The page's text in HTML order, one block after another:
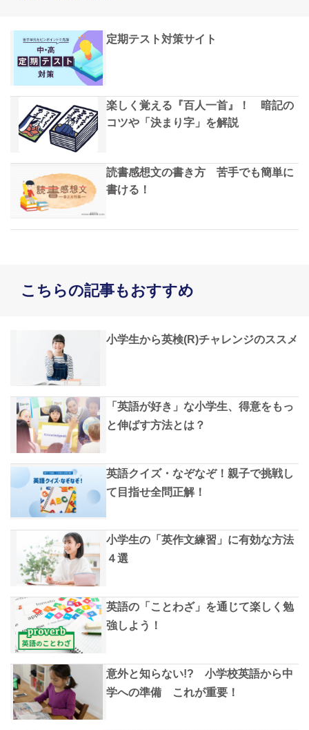
定期テスト対策サイト
楽しく覚える『百人一首』！ 暗記の
コツや「決まり字」を解説
読書感想文の書き方 苦手でも簡単に
書ける！
こちらの記事もおすすめ
小学生から英検(R)チャレンジのススメ
「英語が好き」な小学生、得意をもっ
と伸ばす方法とは？
英語クイズ・なぞなぞ！親子で挑戦し
て目指せ全問正解！
小学生の「英作文練習」に有効な方法
４選
英語の「ことわざ」を通じて楽しく勉
強しよう！
意外と知らない!? 小学校英語から中
学への準備 これが重要！